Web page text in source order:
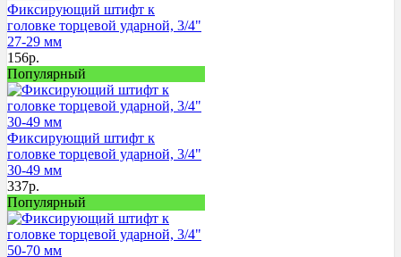
Фиксирующий штифт к
головке торцевой ударной, 3/4"
27-29 мм
156р.
Популярный
Фиксирующий штифт к
головке торцевой ударной, 3/4"
30-49 мм
337р.
Популярный